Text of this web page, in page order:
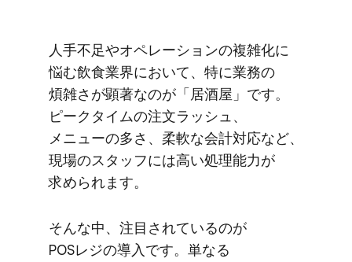
人手​不足や​オペレーションの​複雑化に​
悩む飲食業界に​おいて、​特に​業務の​
煩雑さが​顕著なのが​「居酒屋」です。​
ピークタイムの​注文ラッシュ、​
メニューの​多さ、​柔軟な​会計対応など、​
現場の​スタッフには​高い​処理能力が​
求められます。
そんな​中、​注目されているのが​
POSレジの​導入です。​単なる​